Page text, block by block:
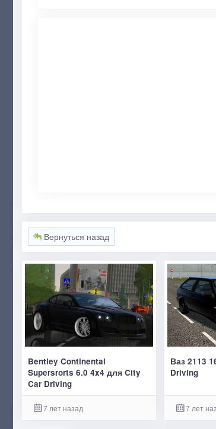
Вернуться назад
Bentley Continental
Supersrorts 6.0 4x4 для City
Car Driving
7 лет назад
Ваз 2113
Driving
7 лет